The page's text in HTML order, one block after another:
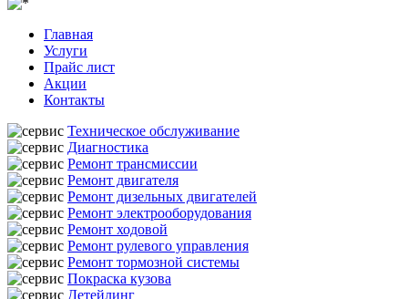
Главная
Услуги
Прайс лист
Акции
Контакты
Техническое обслуживание
Диагностика
Ремонт трансмиссии
Ремонт двигателя
Ремонт дизельных двигателей
Ремонт электрооборудования
Ремонт ходовой
Ремонт рулевого управления
Ремонт тормозной системы
Покраска кузова
Детейлинг